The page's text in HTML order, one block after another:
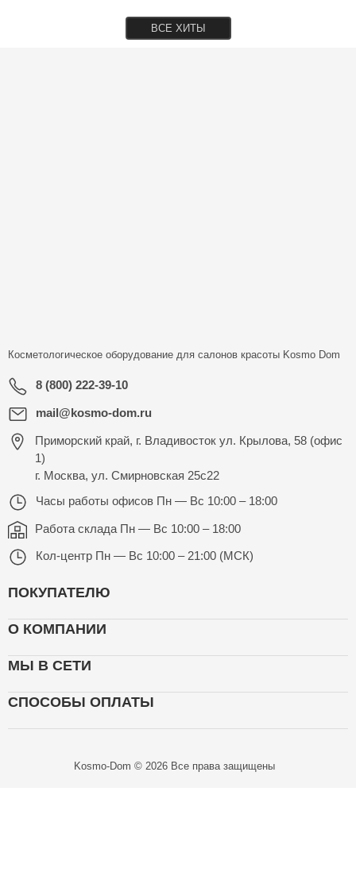
ВСЕ ХИТЫ
Косметологическое оборудование для салонов красоты Kosmo Dom
8 (800) 222-39-10
mail@kosmo-dom.ru
Приморский край, г. Владивосток ул. Крылова, 58 (офис
1)
г. Москва, ул. Смирновская 25с22
Часы работы офисов Пн — Вс 10:00 – 18:00
Работа склада Пн — Вс 10:00 – 18:00
Кол-центр Пн — Вс 10:00 – 21:00 (МСК)
ПОКУПАТЕЛЮ
О КОМПАНИИ
МЫ В СЕТИ
СПОСОБЫ ОПЛАТЫ
Kosmo-Dom © 2026 Все права защищены